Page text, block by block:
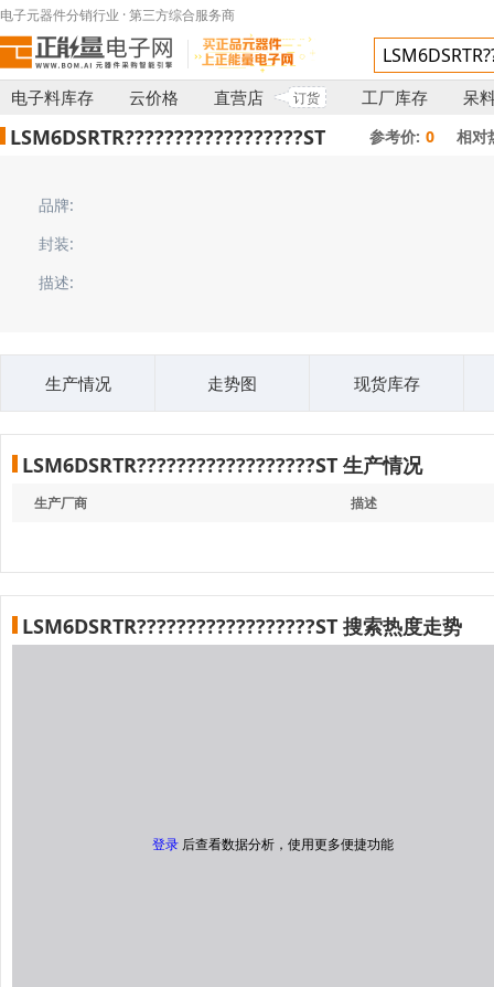
电子元器件分销行业 · 第三方综合服务商
电子料库存 云价格 直营店 订货 工厂库存 呆
LSM6DSRTR??????????????????ST 参考价: 0 相对
品牌:
封装:
描述:
生产情况 走势图 现货库存
LSM6DSRTR??????????????????ST 生产情况
生产厂商 描述
LSM6DSRTR??????????????????ST 搜索热度走势
登录 后查看数据分析，使用更多便捷功能